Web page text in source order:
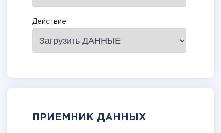
Действие
ПРИЕМНИК ДАННЫХ